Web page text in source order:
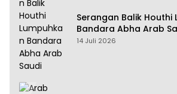
Serangan Balik Houthi
Bandara Abha Arab
14 Juli 2026